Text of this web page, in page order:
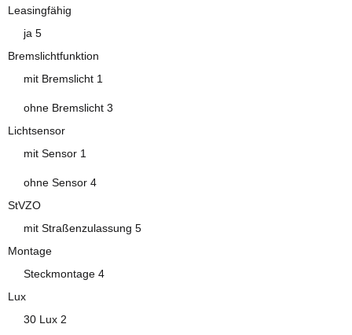
Leasingfähig
ja 5Artikel gefunden
Bremslichtfunktion
mit Bremslicht 1
ohne Bremslicht 3
Lichtsensor
mit Sensor 1
ohne Sensor 4Artikel gefunden
StVZO
mit Straßenzulassung 5Artikel gefunden
Montage
Steckmontage 4Artikel gefunden
Lux
30 Lux 2